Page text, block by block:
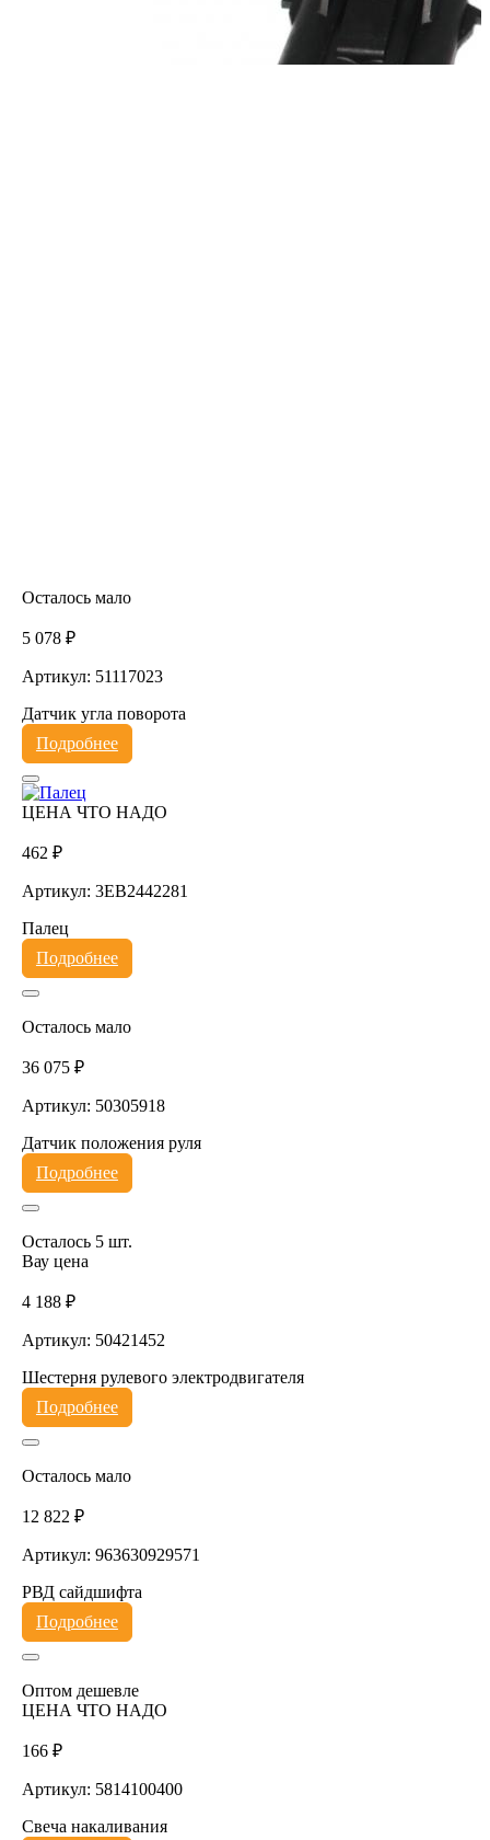
Осталось мало
5 078 ₽
Артикул: 51117023
Датчик угла поворота
Подробнее
ЦЕНА ЧТО НАДО
462 ₽
Артикул: 3EB2442281
Палец
Подробнее
Осталось мало
36 075 ₽
Артикул: 50305918
Датчик положения руля
Подробнее
Осталось 5 шт.
Вау цена
4 188 ₽
Артикул: 50421452
Шестерня рулевого электродвигателя
Подробнее
Осталось мало
12 822 ₽
Артикул: 963630929571
РВД сайдшифта
Подробнее
Оптом дешевле
ЦЕНА ЧТО НАДО
166 ₽
Артикул: 5814100400
Свеча накаливания